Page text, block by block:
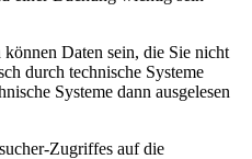
können Daten sein, die Sie nicht
durch technische Systeme
Systeme dann ausgelesen
Zugriffes auf die